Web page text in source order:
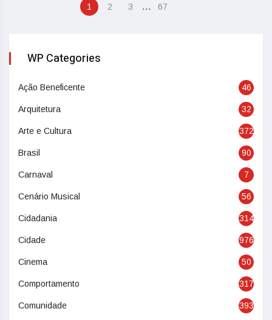
1 2 3 … 67
WP Categories
Ação Beneficente 46
Arquitetura 32
Arte e Cultura 372
Brasil 90
Carnaval 7
Cenário Musical 56
Cidadania 314
Cidade 976
Cinema 50
Comportamento 317
Comunidade 393